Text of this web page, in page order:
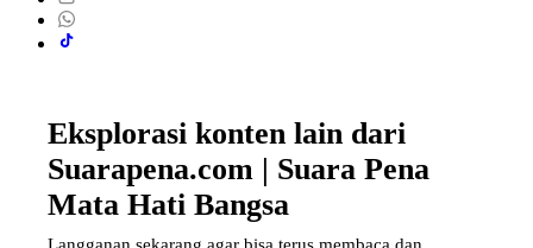
Eksplorasi konten lain dari
Suarapena.com | Suara Pena
Mata Hati Bangsa